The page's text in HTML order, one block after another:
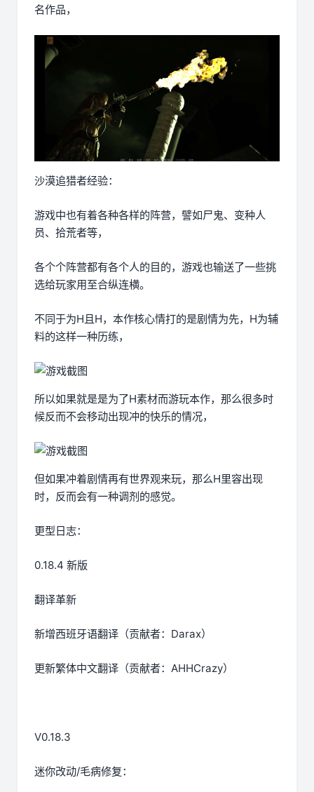
名作品，
沙漠追猎者经验：
游戏中也有着各种各样的阵营，譬如尸鬼、变种人
员、拾荒者等，
各个个阵营都有各个人的目的，游戏也输送了一些挑
选给玩家用至合纵连横。
不同于为H且H，本作核心情打的是剧情为先，H为辅
料的这样一种历练，
所以如果就是是为了H素材而游玩本作，那么很多时
候反而不会移动出现冲的快乐的情况，
但如果冲着剧情再有世界观来玩，那么H里容出现
时，反而会有一种调剂的感觉。
更型日志：
0.18.4 新版
翻译革新
新增西班牙语翻译（贡献者：Darax）
更新繁体中文翻译（贡献者：AHHCrazy）
V0.18.3
迷你改动/毛病修复：